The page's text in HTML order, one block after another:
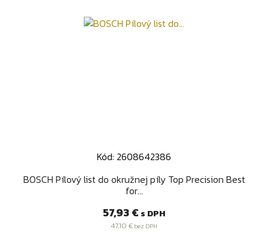
Kód: 2608642386
BOSCH Pílový list do okružnej píly Top Precision Best
for...
Cena
57,93 € s DPH
47,10 € bez DPH